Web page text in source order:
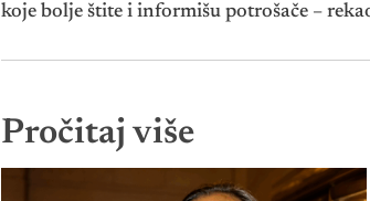
koje bolje štite i informišu potrošače –
Pročitaj više